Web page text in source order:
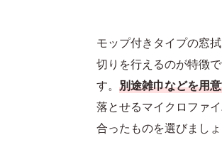
モップ付きタイプの窓
切りを行えるのが特徴
す。 別途雑巾などを用
落とせるマイクロファ
合ったものを選びましょ